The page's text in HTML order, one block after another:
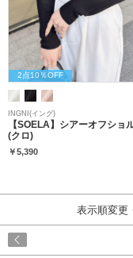
2点10％OFF
INGNI(イング)
【SOELA】シアーオフショ
(クロ)
￥5,390
表示順変更